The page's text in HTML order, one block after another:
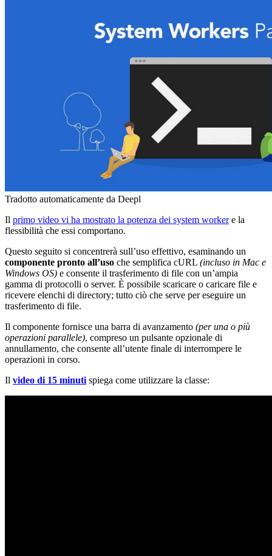
Tradotto automaticamente da Deepl
Il primo video vi ha mostrato la potenza dei system workere la
flessibilità che essi comportano.
Questo seguito si concentrerà sull’uso effettivo, esaminando un
componente pronto all’uso che semplifica cURL (incluso in Mac e
Windows OS) e consente il trasferimento di file con un’ampia
gamma di protocolli o server. È possibile scaricare o caricare file e
ricevere elenchi di directory; tutto ciò che serve per eseguire un
trasferimento di file.
Il componente fornisce una barra di avanzamento (per una o più
operazioni parallele), compreso un pulsante opzionale di
annullamento, che consente all’utente finale di interrompere le
operazioni in corso.
Il video di 15 minuti spiega come utilizzare la classe: